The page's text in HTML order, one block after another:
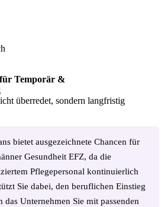
Temporär &
überredet, sondern langfristig
bietet ausgezeichnete Chancen für
Gesundheit EFZ, da die
Pflegepersonal kontinuierlich
Sie dabei, den beruflichen Einstieg
Unternehmen Sie mit passenden